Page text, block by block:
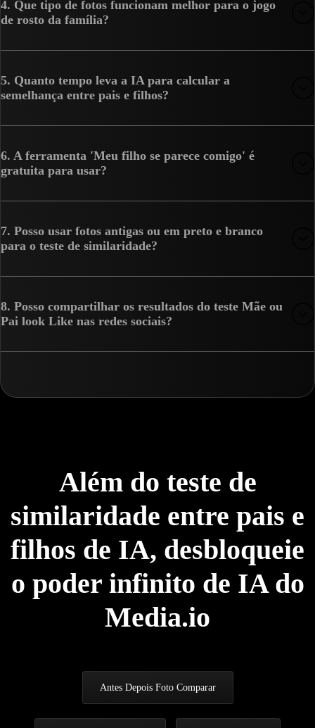
4. Que tipo de fotos funcionam melhor para o jogo
de rosto da família?
5. Quanto tempo leva a IA para calcular a
semelhança entre pais e filhos?
6. A ferramenta 'Meu filho se parece comigo' é
gratuita para usar?
7. Posso usar fotos antigas ou em preto e branco
para o teste de similaridade?
8. Posso compartilhar os resultados do teste Mãe ou
Pai look Like nas redes sociais?
Além do teste de
similaridade entre pais e
filhos de IA, desbloqueie
o poder infinito de IA do
Media.io
Antes Depois Foto Comparar